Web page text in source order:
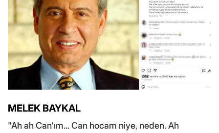
MELEK BAYKAL
"Ah ah Can'ım... Can hocam niye, neden. Ah